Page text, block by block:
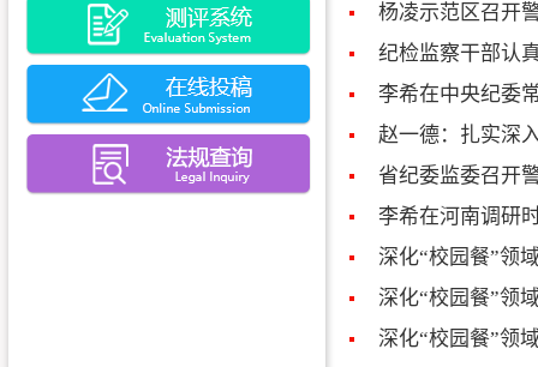
杨凌示范区召开
纪检监察干部认
李希在中央纪委
赵一德：扎实深
省纪委监委召开
李希在河南调研
深化“校园餐”领
深化“校园餐”领
深化“校园餐”领